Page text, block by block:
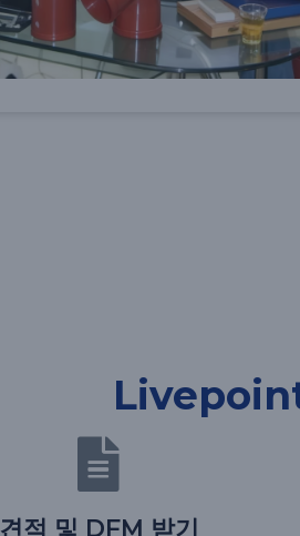
견적 및 DFM 받기